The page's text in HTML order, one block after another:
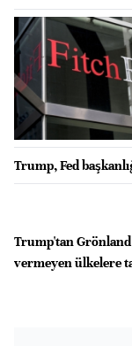
Trump, Fed
Trump'tan Grönland
vermeyen ülkelere